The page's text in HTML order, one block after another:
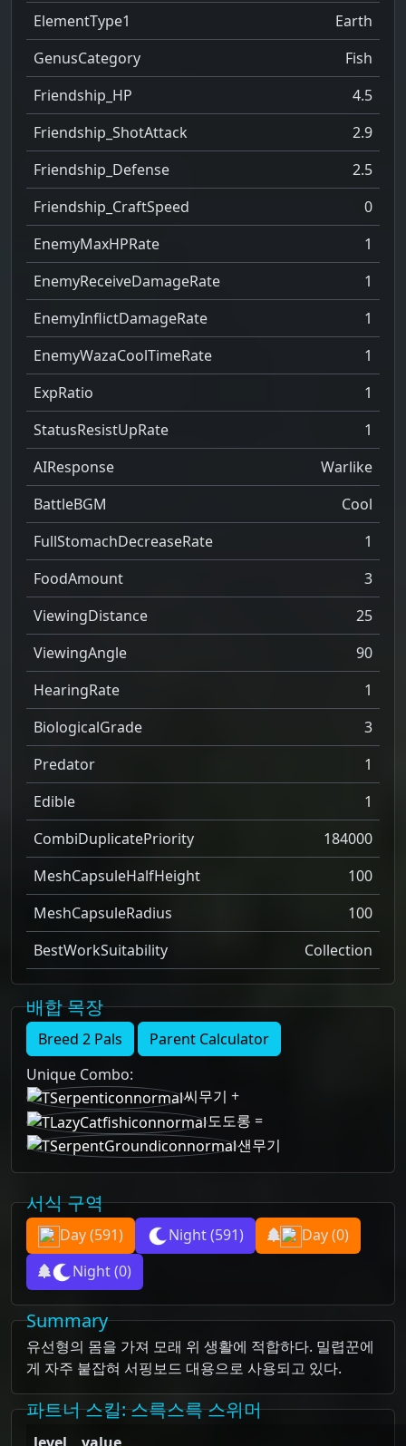
ElementType1
Earth
GenusCategory
Fish
Friendship_HP
4.5
Friendship_ShotAttack
2.9
Friendship_Defense
2.5
Friendship_CraftSpeed
0
EnemyMaxHPRate
1
EnemyReceiveDamageRate
1
EnemyInflictDamageRate
1
EnemyWazaCoolTimeRate
1
ExpRatio
1
StatusResistUpRate
1
AIResponse
Warlike
BattleBGM
Cool
FullStomachDecreaseRate
1
FoodAmount
3
ViewingDistance
25
ViewingAngle
90
HearingRate
1
BiologicalGrade
3
Predator
1
Edible
1
CombiDuplicatePriority
184000
MeshCapsuleHalfHeight
100
MeshCapsuleRadius
100
BestWorkSuitability
Collection
배합 목장
Breed 2 Pals
Parent Calculator
Unique Combo:
씨무기 +
도도롱 =
샌무기
서식 구역
Day(591) Night(591) Day(0)
Night(0)
Summary
유선형의 몸을 가져 모래 위 생활에 적합하다. 밀렵꾼에
게 자주 붙잡혀 서핑보드 대용으로 사용되고 있다.
파트너 스킬: 스륵스륵 스위머